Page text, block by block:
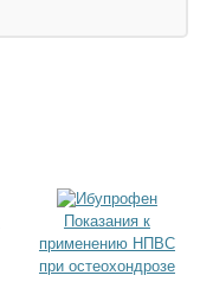
Показания к
применению НПВС
при остеохондрозе